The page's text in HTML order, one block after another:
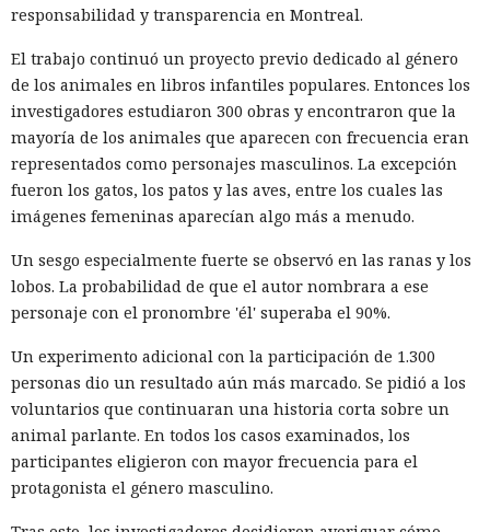
responsabilidad y transparencia en Montreal.
El trabajo continuó un proyecto previo dedicado al género
de los animales en libros infantiles populares. Entonces los
investigadores estudiaron 300 obras y encontraron que la
mayoría de los animales que aparecen con frecuencia eran
representados como personajes masculinos. La excepción
fueron los gatos, los patos y las aves, entre los cuales las
imágenes femeninas aparecían algo más a menudo.
Un sesgo especialmente fuerte se observó en las ranas y los
lobos. La probabilidad de que el autor nombrara a ese
personaje con el pronombre 'él' superaba el 90%.
Un experimento adicional con la participación de 1.300
personas dio un resultado aún más marcado. Se pidió a los
voluntarios que continuaran una historia corta sobre un
animal parlante. En todos los casos examinados, los
participantes eligieron con mayor frecuencia para el
protagonista el género masculino.